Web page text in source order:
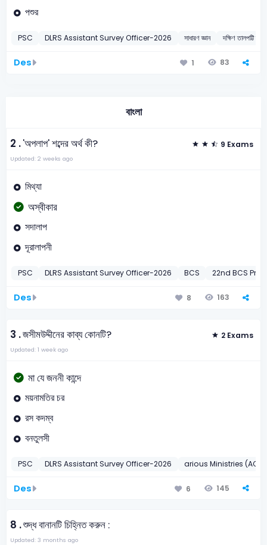
পশুর
PSC DLRS Assistant Survey Officer-2026 সাধারণ জ্ঞান দক্ষিণ তালপট্টি দ্বীপ
Des 1 83
বাংলা
2 .'অপলাপ' শব্দের অর্থ কী? 9 Exams
Updated: 2 weeks ago
মিথ্যা
অস্বীকার
সদালাপ
দূরালাপনী
PSC DLRS Assistant Survey Officer-2026 BCS 22nd BCS
Des 8 163
3 .জসীমউদ্দীনের কাব্য কোনটি? 2 Exams
Updated: 1 week ago
মা যে জননী কান্দে
ময়নামতির চর
রস কদম্ব
বনতুলসী
PSC DLRS Assistant Survey Officer-2026 arious Ministries (AO)
Des 6 145
8 .শুদ্ধ বানানটি চিহ্নিত করুন :
Updated: 3 months ago